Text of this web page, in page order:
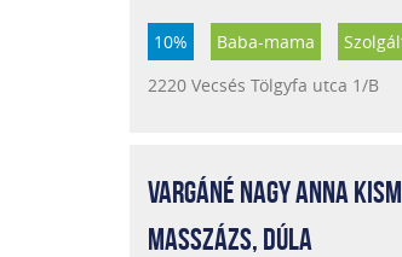
10% Baba-mama
2220 Vecsés Tölgyfa utca 1/B
VARGÁNÉ NAGY ANNA
MASSZÁZS, DÚLA